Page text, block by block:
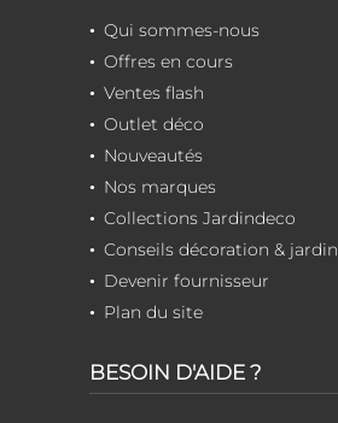
Qui sommes-nous
Offres en cours
Ventes flash
Outlet déco
Nouveautés
Nos marques
Collections Jardindeco
Conseils décoration & jardin
Devenir fournisseur
Plan du site
BESOIN D'AIDE ?